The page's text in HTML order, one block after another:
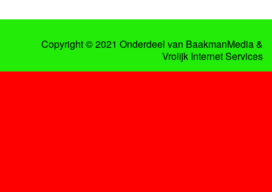
Copyright © 2021 Onderdeel van BaakmanMedia&
Vrolijk Internet Services